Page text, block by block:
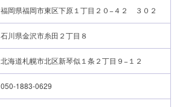
福岡県福岡市東区下原１丁目２０−４２ ３０２
石川県金沢市糸田２丁目８
北海道札幌市北区新琴似１条２丁目９−１２
050-1883-0629